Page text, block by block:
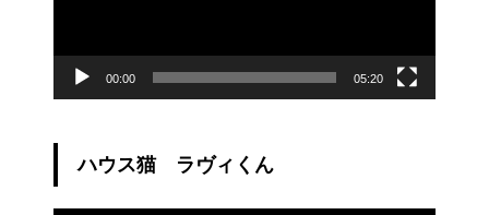
00:00 05:20
ハウス猫 ラヴィくん